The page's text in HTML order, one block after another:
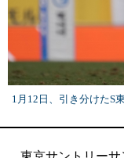
1月12日、引き分けたS